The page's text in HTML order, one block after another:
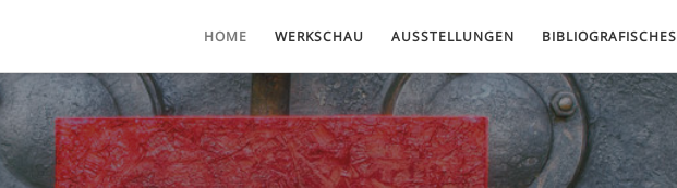
HOME WERKSCHAU AUSSTELLUNGEN BIBLIOGRAFISCHES